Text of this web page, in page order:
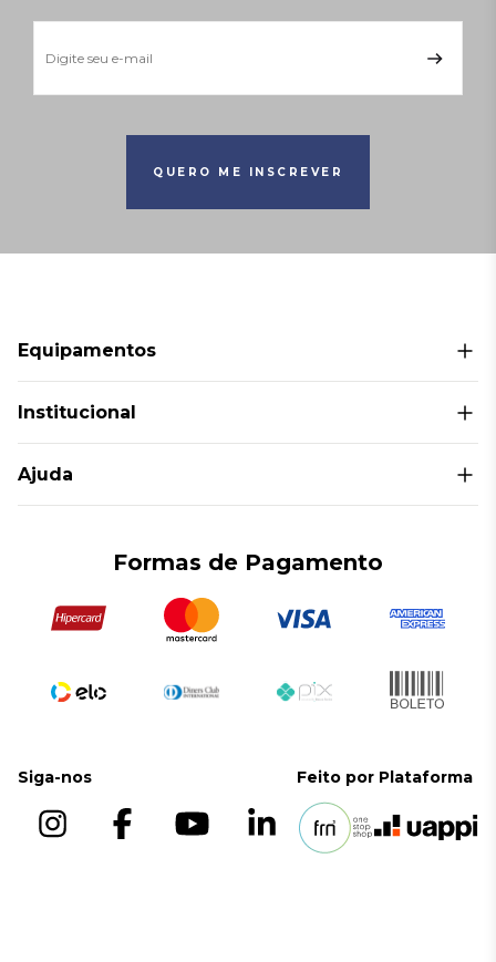
QUERO ME INSCREVER
Equipamentos
Cardio
Inferiores
Core
Suportes
Institucional
Política de Privacidade
Ajuda
Políticas de EntregasFormas de Pagamento
Siga-nos Feito por Plataforma